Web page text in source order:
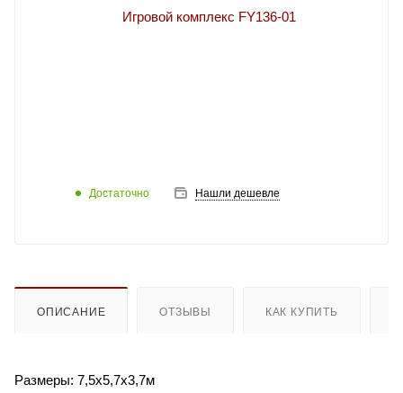
Достаточно Нашли дешевле
ОПИСАНИЕ ОТЗЫВЫ КАК КУПИТЬ
Размеры: 7,5х5,7х3,7м